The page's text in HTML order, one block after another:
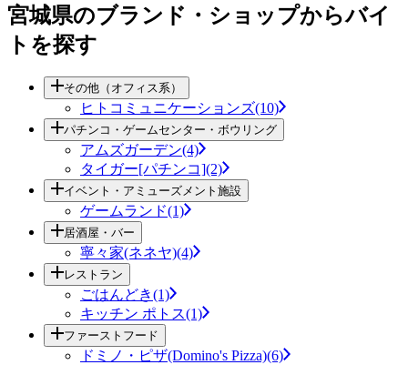
宮城県のブランド・ショップからバイ
トを探す
その他（オフィス系）
ヒトコミュニケーションズ(10)
パチンコ・ゲームセンター・ボウリング
アムズガーデン(4)
タイガー[パチンコ](2)
イベント・アミューズメント施設
ゲームランド(1)
居酒屋・バー
寧々家(ネネヤ)(4)
レストラン
ごはんどき(1)
キッチン ポトス(1)
ファーストフード
ドミノ・ピザ(Domino's Pizza)(6)